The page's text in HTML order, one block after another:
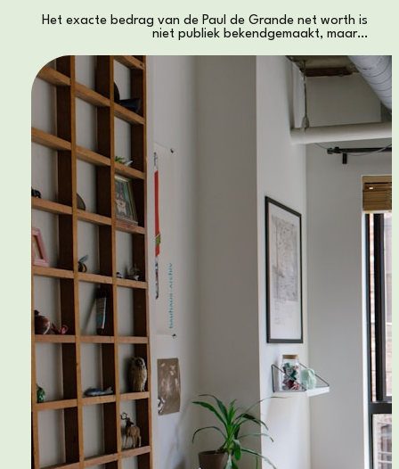
Het exacte bedrag van de Paul de Grande net worth is
niet publiek bekendgemaakt, maar…